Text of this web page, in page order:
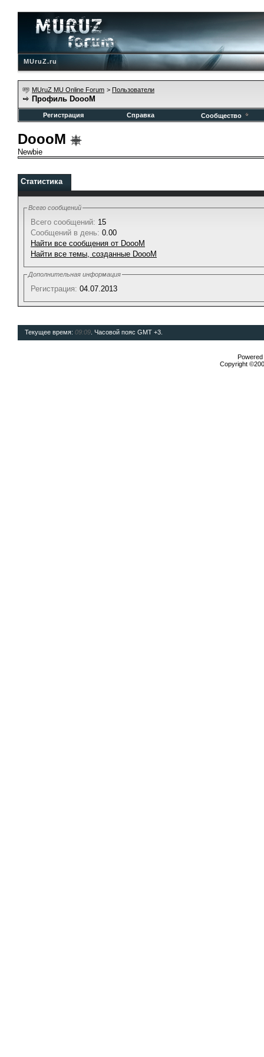
MUruZ.ru
MUruZ MU Online Forum > Пользователи
Профиль DoooM
Регистрация Справка Сообщество
DoooM
Newbie
Статистика
Всего сообщений
Всего сообщений: 15
Сообщений в день: 0.00
Найти все сообщения от DoooM
Найти все темы, созданные DoooM
Дополнительная информация
Регистрация: 04.07.2013
Текущее время: 09:09 . Часовой пояс GMT +3.
Copyright